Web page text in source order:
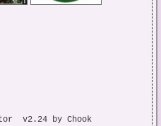
v2.24 by Chook